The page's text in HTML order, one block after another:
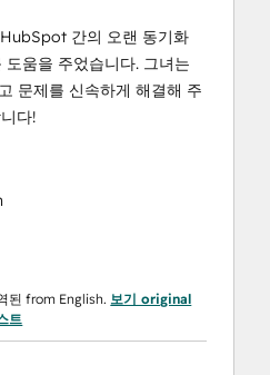
간의 오랜 동기화
움을 주었습니다. 그녀는
문제를 신속하게 해결해 주
다!
된 from English.보기 original
트